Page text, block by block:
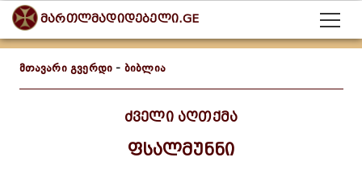
მართლმადიდებელი.GE
მთავარი გვერდი - ბიბლია
ძველი აღთქმა
ფსალმუნნი